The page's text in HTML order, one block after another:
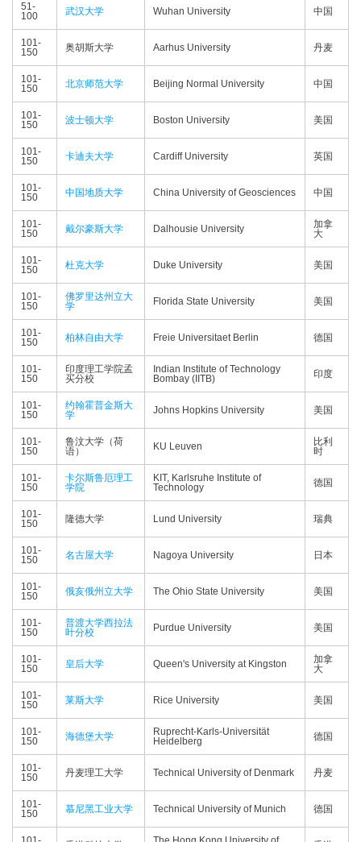
51-
100
武汉大学 Wuhan University 中国
101-
150
奥胡斯大学 Aarhus University 丹麦
101-
150
北京师范大学 Beijing Normal University 中国
101-
150
波士顿大学 Boston University 美国
101-
150
卡迪夫大学 Cardiff University 英国
101-
150
中国地质大学 China University of Geosciences 中国
101-
150
戴尔豪斯大学 Dalhousie University
加拿
大
101-
150
杜克大学 Duke University 美国
101-
150
佛罗里达州立大
学
Florida State University 美国
101-
150
柏林自由大学 Freie Universitaet Berlin 德国
101-
150
印度理工学院孟
买分校
Indian Institute of Technology
Bombay (IITB)
印度
101-
150
约翰霍普金斯大
学
Johns Hopkins University 美国
101-
150
鲁汶大学（荷
语）
KU Leuven
比利
时
101-
150
卡尔斯鲁厄理工
学院
KIT, Karlsruhe Institute of
Technology
德国
101-
150
隆德大学 Lund University 瑞典
101-
150
名古屋大学 Nagoya University 日本
101-
150
俄亥俄州立大学 The Ohio State University 美国
101-
150
普渡大学西拉法
叶分校
Purdue University 美国
101-
150
皇后大学 Queen's University at Kingston
加拿
大
101-
150
莱斯大学 Rice University 美国
101-
150
海德堡大学
Ruprecht-Karls-Universität
Heidelberg
德国
101-
150
丹麦理工大学 Technical University of Denmark 丹麦
101-
150
慕尼黑工业大学 Technical University of Munich 德国